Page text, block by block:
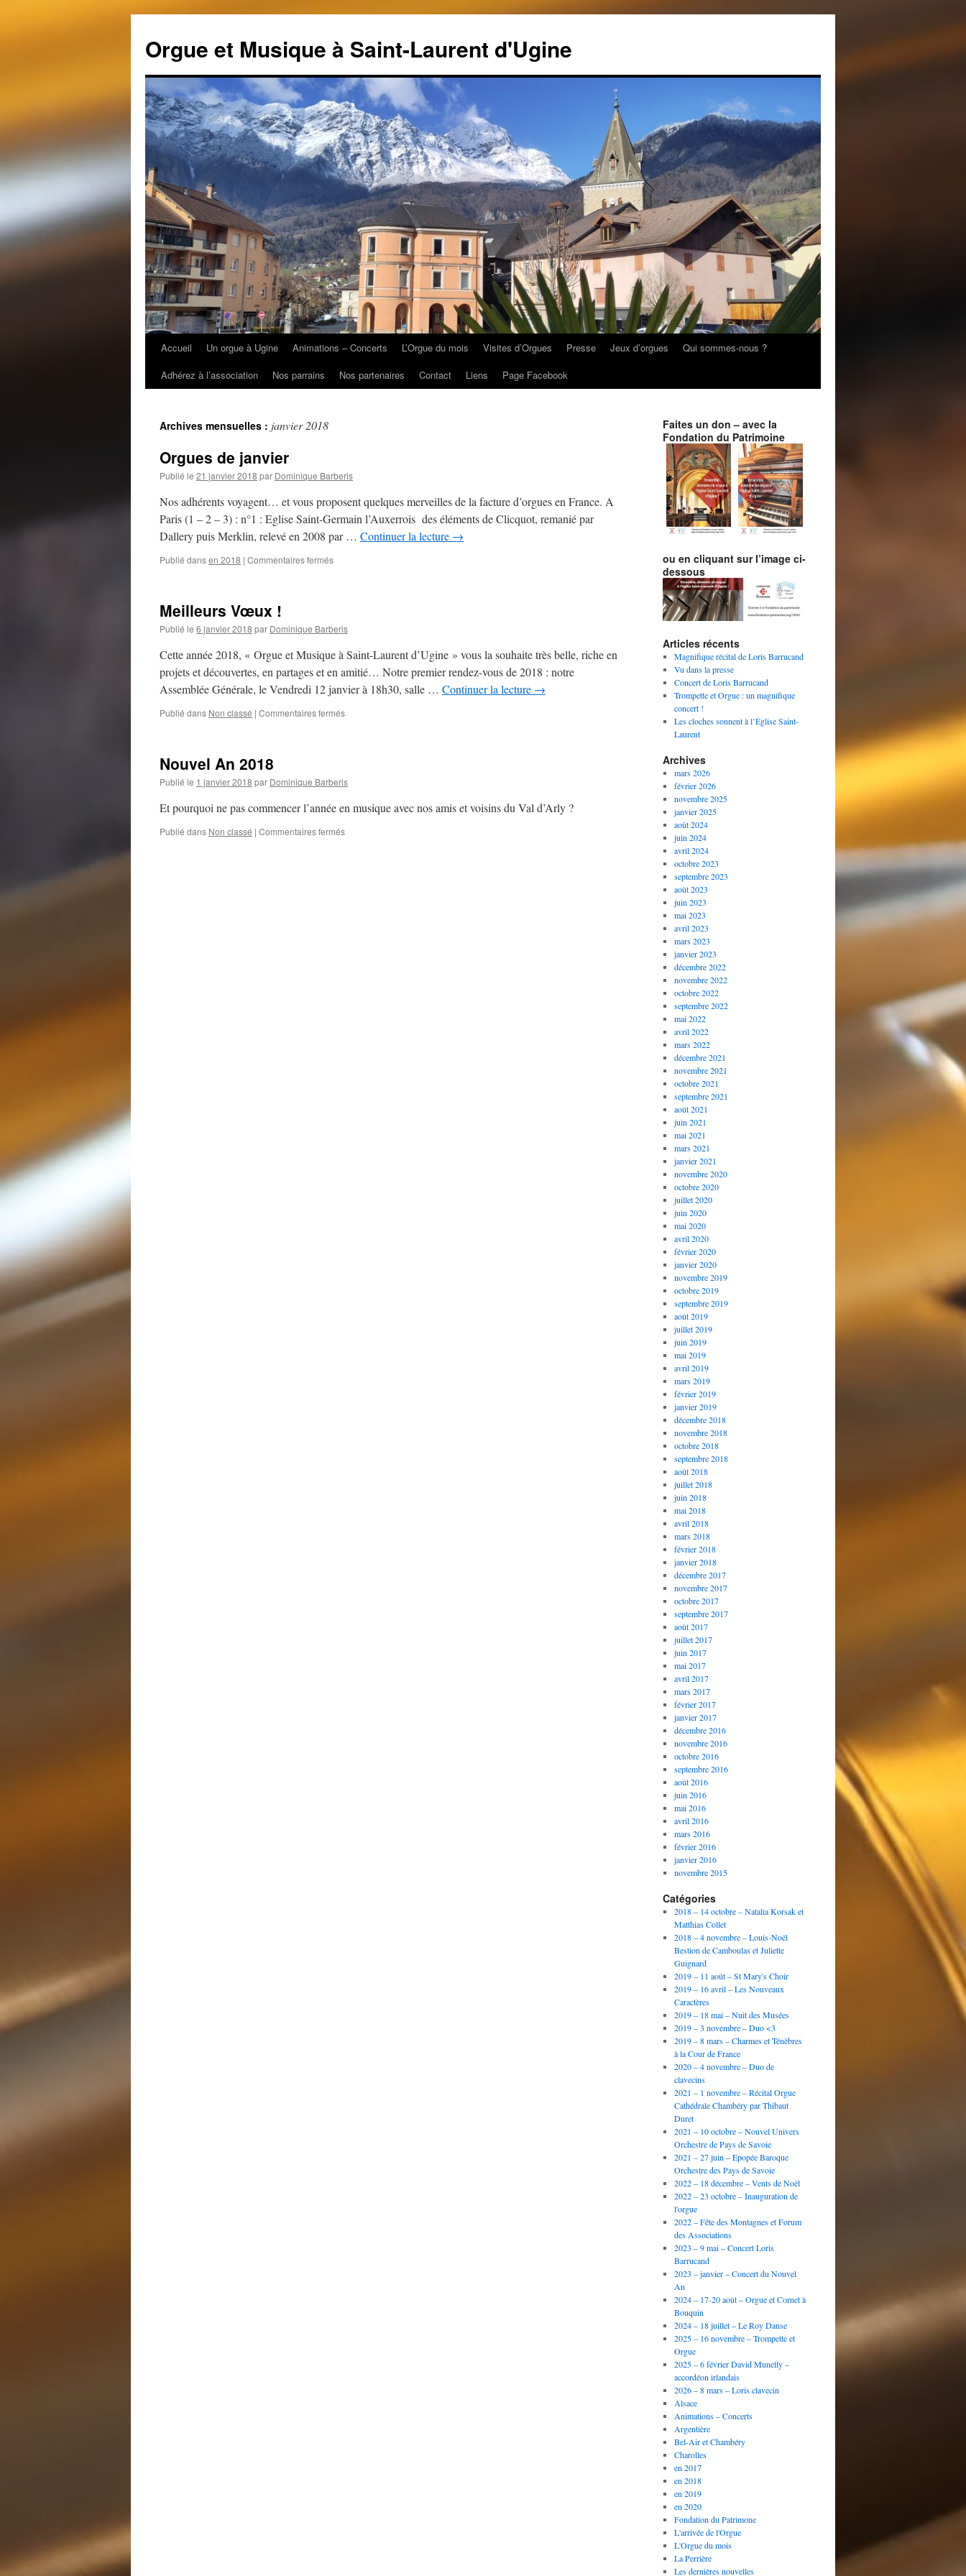
contenu
Orgue et Musique à Saint-Laurent d'Ugine
Accueil Un orgue à Ugine Animations – Concerts L’Orgue du mois Visites d’Orgues Presse Jeux d’orgues
Qui sommes-nous ?
Adhérez à l’association
Nos parrains Nos partenaires Contact Liens Page Facebook
Archives mensuelles : janvier 2018
Orgues de janvier
Publié le 21 janvier 2018 par Dominique Barberis
Nos adhérents voyagent… et vous proposent quelques merveilles de la facture d’orgues en France. A
Paris (1 – 2 – 3) : n°1 : Eglise Saint-Germain l’Auxerrois des éléments de Clicquot, remanié par
Dallery puis Merklin, relevé en 2008 par … Continuer la lecture →
Publié dansen 2018 | Commentaires ferméssur
Meilleurs Vœux !
Publié le 6 janvier 2018 par Dominique Barberis
Cette année 2018, « Orgue et Musique à Saint-Laurent d’Ugine » vous la souhaite très belle, riche en
projets et découvertes, en partages et en amitié… Notre premier rendez-vous de 2018 : notre
Assemblée Générale, le Vendredi 12 janvier à 18h30, salle … Continuer la lecture →
Publié dans Non classé | Commentaires ferméssur
Nouvel An 2018
Publié le 1 janvier 2018 par Dominique Barberis
Et pourquoi ne pas commencer l’année en musique avec nos amis et voisins du Val d’Arly ?
Publié dans Non classé | Commentaires ferméssur
Faites un don – avec la
Fondation du Patrimoine
ou en cliquant sur l’image ci-
dessous
Articles récents
Magnifique récital de Loris Barrucand
Vu dans la presse
Concert de Loris Barrucand
Trompette et Orgue : un magnifique
concert !
Les cloches sonnent à l’Église Saint-
Laurent
Archives
mars 2026
février 2026
novembre 2025
janvier 2025
août 2024
juin 2024
avril 2024
octobre 2023
septembre 2023
août 2023
juin 2023
mai 2023
avril 2023
mars 2023
janvier 2023
décembre 2022
novembre 2022
octobre 2022
septembre 2022
mai 2022
avril 2022
mars 2022
décembre 2021
novembre 2021
octobre 2021
septembre 2021
août 2021
juin 2021
mai 2021
mars 2021
janvier 2021
novembre 2020
octobre 2020
juillet 2020
juin 2020
mai 2020
avril 2020
février 2020
janvier 2020
novembre 2019
octobre 2019
septembre 2019
août 2019
juillet 2019
juin 2019
mai 2019
avril 2019
mars 2019
février 2019
janvier 2019
décembre 2018
novembre 2018
octobre 2018
septembre 2018
août 2018
juillet 2018
juin 2018
mai 2018
avril 2018
mars 2018
février 2018
janvier 2018
décembre 2017
novembre 2017
octobre 2017
septembre 2017
août 2017
juillet 2017
juin 2017
mai 2017
avril 2017
mars 2017
février 2017
janvier 2017
décembre 2016
novembre 2016
octobre 2016
septembre 2016
août 2016
juin 2016
mai 2016
avril 2016
mars 2016
février 2016
janvier 2016
novembre 2015
Catégories
2018 – 14 octobre – Natalia Korsak et
Matthias Collet
2018 – 4 novembre – Louis-Noël
Bestion de Camboulas et Juliette
Guignard
2019 – 11 août – St Mary's Choir
2019 – 16 avril – Les Nouveaux
Caractères
2019 – 18 mai – Nuit des Musées
2019 – 3 novembre – Duo <3
2019 – 8 mars – Charmes et Ténèbres
à la Cour de France
2020 – 4 novembre – Duo de
clavecins
2021 – 1 novembre – Récital Orgue
Cathédrale Chambéry par Thibaut
Duret
2021 – 10 octobre – Nouvel Univers
Orchestre de Pays de Savoie
2021 – 27 juin – Epopée Baroque
Orchestre des Pays de Savoie
2022 – 18 décembre – Vents de Noël
2022 – 23 octobre – Inauguration de
l'orgue
2022 – Fête des Montagnes et Forum
des Associations
2023 – 9 mai – Concert Loris
Barrucand
2023 – janvier – Concert du Nouvel
An
2024 – 17-20 août – Orgue et Cornet à
Bouquin
2024 – 18 juillet – Le Roy Danse
2025 – 16 novembre – Trompette et
Orgue
2025 – 6 février David Munelly –
accordéon irlandais
2026 – 8 mars – Loris clavecin
Alsace
Animations – Concerts
Argentière
Bel-Air et Chambéry
Charolles
en 2017
en 2018
en 2019
en 2020
Fondation du Patrimone
L'arrivée de l'Orgue
L'Orgue du mois
La Perrière
Les dernières nouvelles